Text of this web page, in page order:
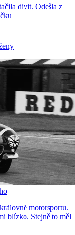
divit. Odešla z
motorsportu.
blízko. Stejně to měl